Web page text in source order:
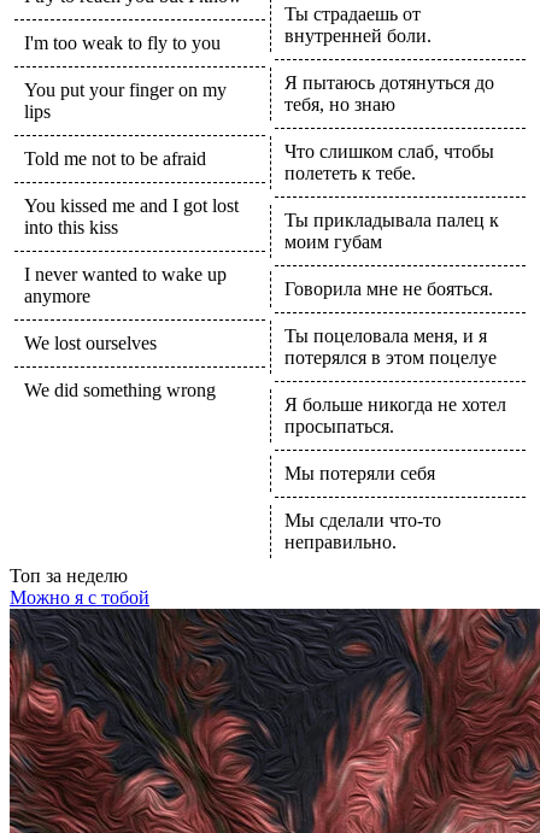
I'm too weak to fly to you
You put your finger on my
lips
Told me not to be afraid
You kissed me and I got lost
into this kiss
I never wanted to wake up
anymore
We lost ourselves
We did something wrong
Ты страдаешь от
внутренней боли.
Я пытаюсь дотянуться до
тебя, но знаю
Что слишком слаб, чтобы
полететь к тебе.
Ты прикладывала палец к
моим губам
Говорила мне не бояться.
Ты поцеловала меня, и я
потерялся в этом поцелуе
Я больше никогда не хотел
просыпаться.
Мы потеряли себя
Мы сделали что-то
неправильно.
Топ за неделю
Можно я с тобой